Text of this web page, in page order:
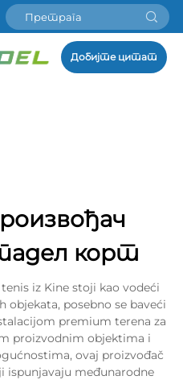
Добијте цитат
корт
iz Kine stoji kao vodeći
posebno se baveći
premium terena za
proizvodnim objektima i
ovaj proizvođač
ispunjavaju međunarodne